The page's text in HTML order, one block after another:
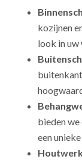
kozijnen
look in
bieden
een